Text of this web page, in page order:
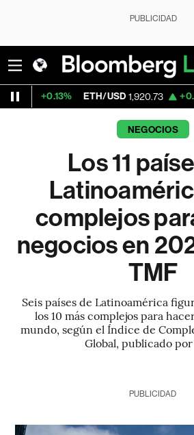
PUBLICIDAD
ETH/USD 1,920.73 +0.35% Visa
NEGOCIOS
Los 11
complejos
negocios en
TMF
Seis países de Latinoamérica
los 10 más complejos para
mundo, según el Índice de
Global, publicado por
PUBLICIDAD